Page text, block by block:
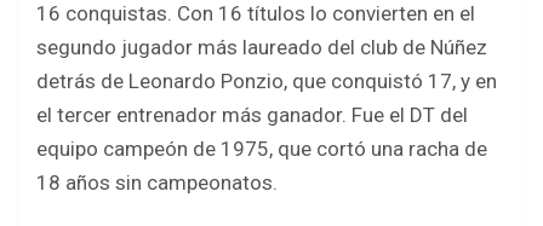
16 conquistas. Con 16 títulos lo convierten en el
segundo jugador más laureado del club de Núñez
detrás de Leonardo Ponzio, que conquistó 17, y en
el tercer entrenador más ganador. Fue el DT del
equipo campeón de 1975, que cortó una racha de
18 años sin campeonatos.